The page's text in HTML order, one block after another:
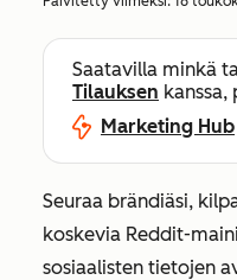
Saatavilla minkä
Tilauksen kanssa,
Marketing Hub
Seuraa brändiäsi,
koskevia Reddit-
sosiaalisten tietojen